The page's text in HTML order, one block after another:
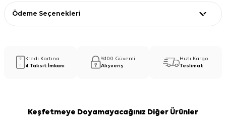
Ödeme Seçenekleri
Kredi Kartına
4 Taksit İmkanı
%100 Güvenli
Alışveriş
Hızlı Kargo
Teslimat
Keşfetmeye Doyamayacağınız Diğer Ürünler